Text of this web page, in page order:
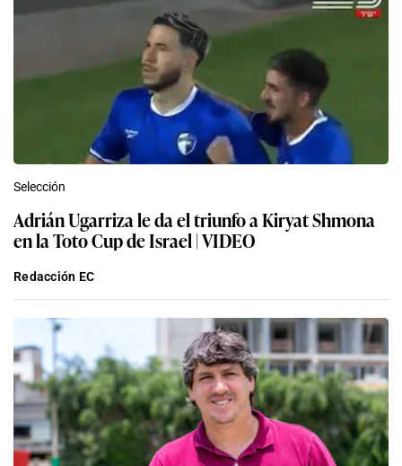
Selección
Adrián Ugarriza le da el triunfo a Kiryat Shmona
en la Toto Cup de Israel | VIDEO
Redacción EC